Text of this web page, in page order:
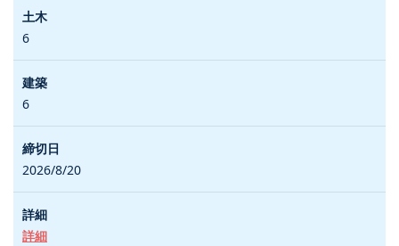
6
6
2026/8/20
詳細